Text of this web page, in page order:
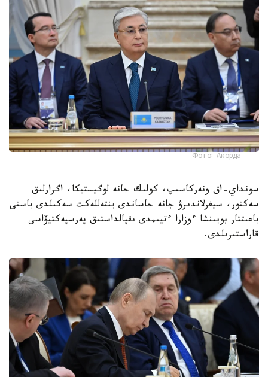
Фото: Акорда
سونداي-اق ونەركاسىپ، كولىك جانە لوگيستيكا، اگرارلىق
سەكتور، سيفرلاندىرۋ جانە جاساندى ينتەللەكت سەكىلدى باستى
باعىتتار بويىنشا ءوزارا ءتيىمدى ىقپالداستىق پەرسپەكتيۆاسى
قاراستىرىلدى.